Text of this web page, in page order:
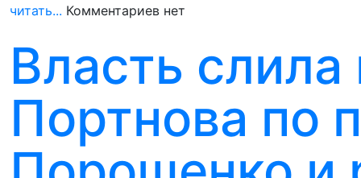
читать... Комментариев нет
Власть слила
Портнова по